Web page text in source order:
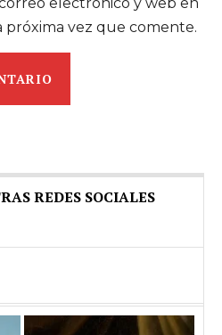
próxima vez que comente.
REDES SOCIALES